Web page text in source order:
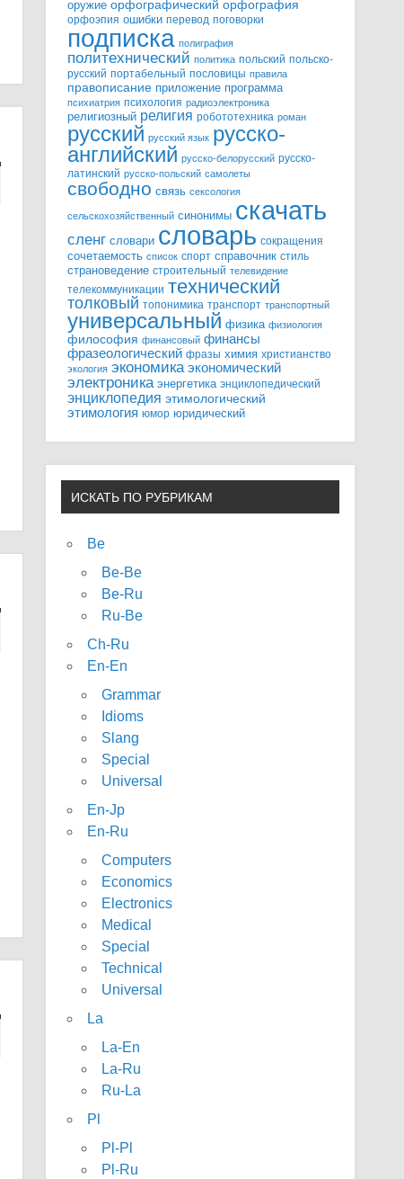
оружие орфографический орфография
орфоэпия ошибки перевод поговорки
подписка полиграфия
политехнический политика польский польско-
русский портабельный пословицы правила
правописание приложение программа
психиатрия психология радиоэлектроника
религиозный религия робототехника роман
русский русский язык русско-
английский русско-белорусский русско-
латинский русско-польский самолеты
свободно связь сексология
сельскохозяйственный синонимы скачать
сленг словари словарь сокращения
сочетаемость список спорт справочник стиль
страноведение строительный телевидение
телекоммуникации технический
толковый топонимика транспорт транспортный
универсальный физика физиология
философия финансовый финансы
фразеологический фразы химия христианство
экология экономика экономический
электроника энергетика энциклопедический
энциклопедия этимологический
этимология юмор юридический
ИСКАТЬ ПО РУБРИКАМ
Be
Be-Be
Be-Ru
Ru-Be
Ch-Ru
En-En
Grammar
Idioms
Slang
Special
Universal
En-Jp
En-Ru
Computers
Economics
Electronics
Medical
Special
Technical
Universal
La
La-En
La-Ru
Ru-La
Pl
Pl-Pl
Pl-Ru